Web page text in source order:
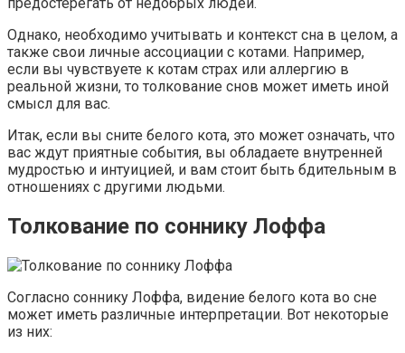
Однако, необходимо учитывать и контекст сна в целом, а
также свои личные ассоциации с котами. Например,
если вы чувствуете к котам страх или аллергию в
реальной жизни, то толкование снов может иметь иной
смысл для вас.
Итак, если вы сните белого кота, это может означать, что
вас ждут приятные события, вы обладаете внутренней
мудростью и интуицией, и вам стоит быть бдительным в
отношениях с другими людьми.
Толкование по соннику Лоффа
Согласно соннику Лоффа, видение белого кота во сне
может иметь различные интерпретации. Вот некоторые
из них: